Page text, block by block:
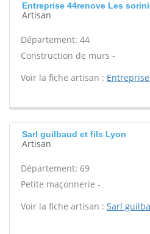
Entreprise 44renove Les
Artisan
Département: 44
Construction de murs -
Voir la fiche artisan :
Sarl guilbaud et fils Lyon
Artisan
Département: 69
Petite maçonnerie -
Voir la fiche artisan : Sarl